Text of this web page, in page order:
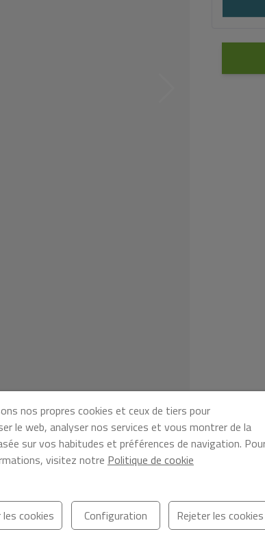
nos propres cookies et ceux de tiers pour
le web, analyser nos services et vous montrer de la
sur vos habitudes et préférences de navigation.
visitez notre Politique de cookie
cookies Configuration Rejeter les cookies